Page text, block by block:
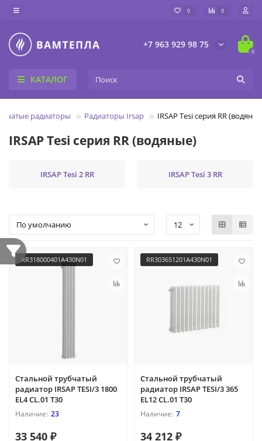
0 0
+7 963 929 98 75
0
КАТАЛОГ
радиаторы Радиаторы Irsap IRSAP Tesi серия RR
IRSAP Tesi серия RR (водяные)
IRSAP Tesi 2 RR IRSAP Tesi 3 RR
RR318000401A430N01
Стальной трубчатый
радиатор IRSAP TESI/3 1800
EL4 CL.01 T30
23
33 540 ₽
RR303651201A430N01
Стальной трубчатый
радиатор IRSAP TESI/3 365
EL12 CL.01 T30
7
34 212 ₽